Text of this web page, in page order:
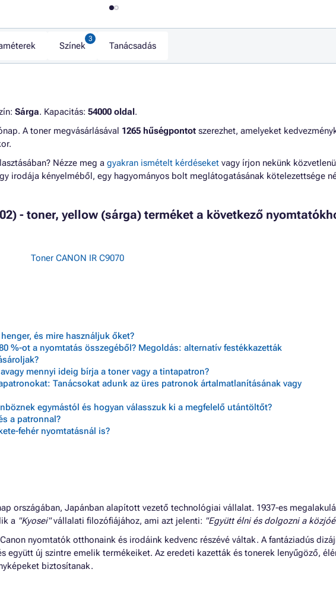
Színek Tanácsadás
Sárga. Kapacitás: 54000 oldal.
A toner megvásárlásával 1265 hűségpontot szerezhet, amelyeket
Nézze meg a gyakran ismételt kérdéseket vagy írjon nekünk
irodája kényelméből, egy hagyományos bolt meglátogatásának kötelezettsége
- toner, yellow (sárga) terméket a következő
Toner CANON IR C9070
és mire használjuk őket?
%-ot a nyomtatás összegéből? Megoldás: alternatív festékkazetták
mennyi ideig bírja a toner vagy a tintapatron?
Tanácsokat adunk az üres patronok ártalmatlanításának vagy
egymástól és hogyan válasszuk ki a megfelelő utántöltőt?
a patronnal?
fehér nyomtatásnál is?
országában, Japánban alapított vezető technológiai vállalat. 1937-es
a "Kyosei"vállalati filozófiájához, ami azt jelenti: "Együtt élni és dolgozni a
nyomtatók otthonaink és irodáink kedvenc részévé váltak. A fantáziadús
együtt új szintre emelik termékeiket. Az eredeti kazetták és tonerek lenyűgöző,
biztosítanak.